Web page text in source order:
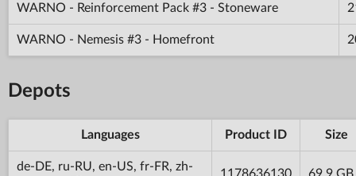
WARNO - Reinforcement Pack #3 - Stoneware
WARNO - Nemesis #3 - Homefront
Depots
Languages Product ID Size
de-DE, ru-RU, en-US, fr-FR, zh-
1178636130 69.9 GB